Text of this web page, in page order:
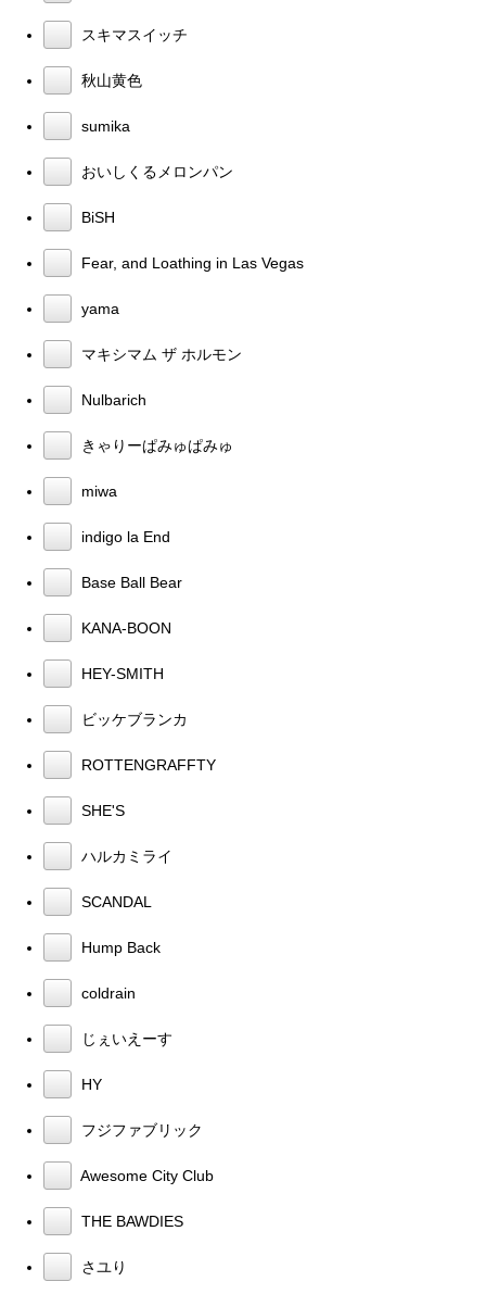
スキマスイッチ
秋山黄色
sumika
おいしくるメロンパン
BiSH
Fear, and Loathing in Las Vegas
yama
マキシマム ザ ホルモン
Nulbarich
きゃりーぱみゅぱみゅ
miwa
indigo la End
Base Ball Bear
KANA-BOON
HEY-SMITH
ビッケブランカ
ROTTENGRAFFTY
SHE'S
ハルカミライ
SCANDAL
Hump Back
coldrain
じぇいえーす
HY
フジファブリック
Awesome City Club
THE BAWDIES
さユり